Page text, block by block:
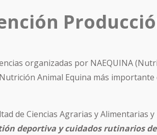
organizadas por NAEQUINA
Animal Equina más
de Ciencias Agrarias y Alimentarias
deportiva y cuidados rutinarios